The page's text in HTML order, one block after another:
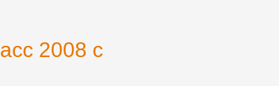
2008 с